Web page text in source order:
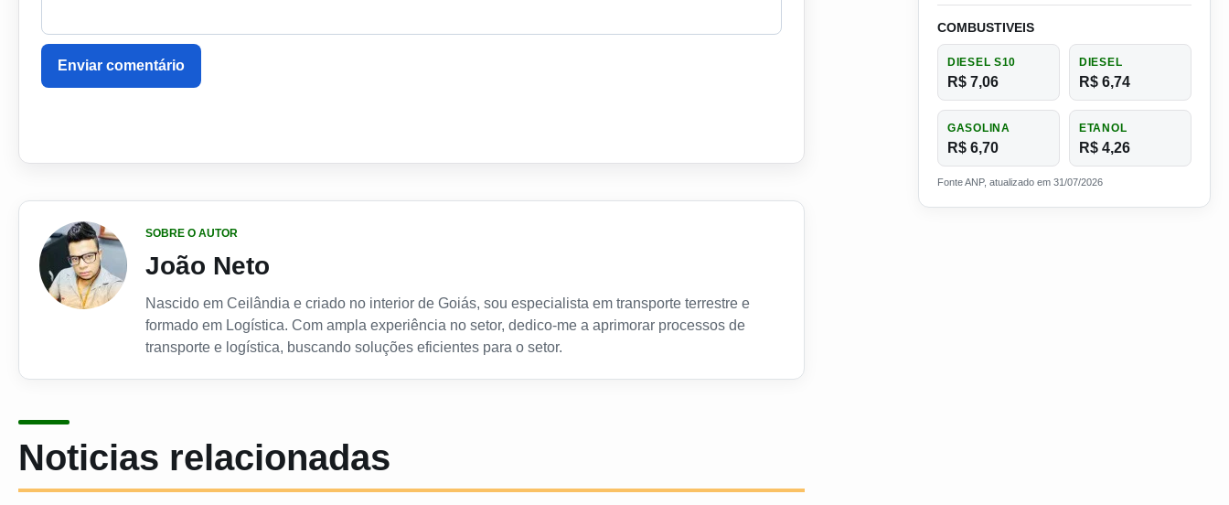
Enviar comentário
SOBRE O AUTOR
João Neto
Nascido em Ceilândia e criado no interior de Goiás, sou especialista em transporte terrestre e
formado em Logística. Com ampla experiência no setor, dedico-me a aprimorar processos de
transporte e logística, buscando soluções eficientes para o setor.
Noticias relacionadas
COMBUSTIVEIS
DIESEL S10
R$ 7,06
DIESEL
R$ 6,74
GASOLINA
R$ 6,70
ETANOL
R$ 4,26
Fonte ANP, atualizado em 31/07/2026